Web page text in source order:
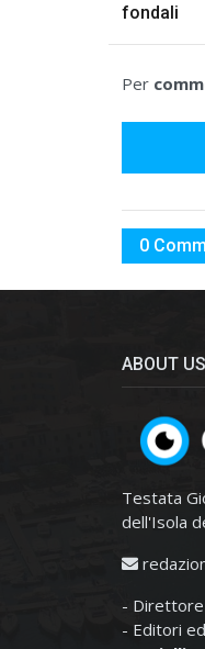
fondali
Per
0
ABOUT US
Testata
dell'Isola
- Direttore
- Editori